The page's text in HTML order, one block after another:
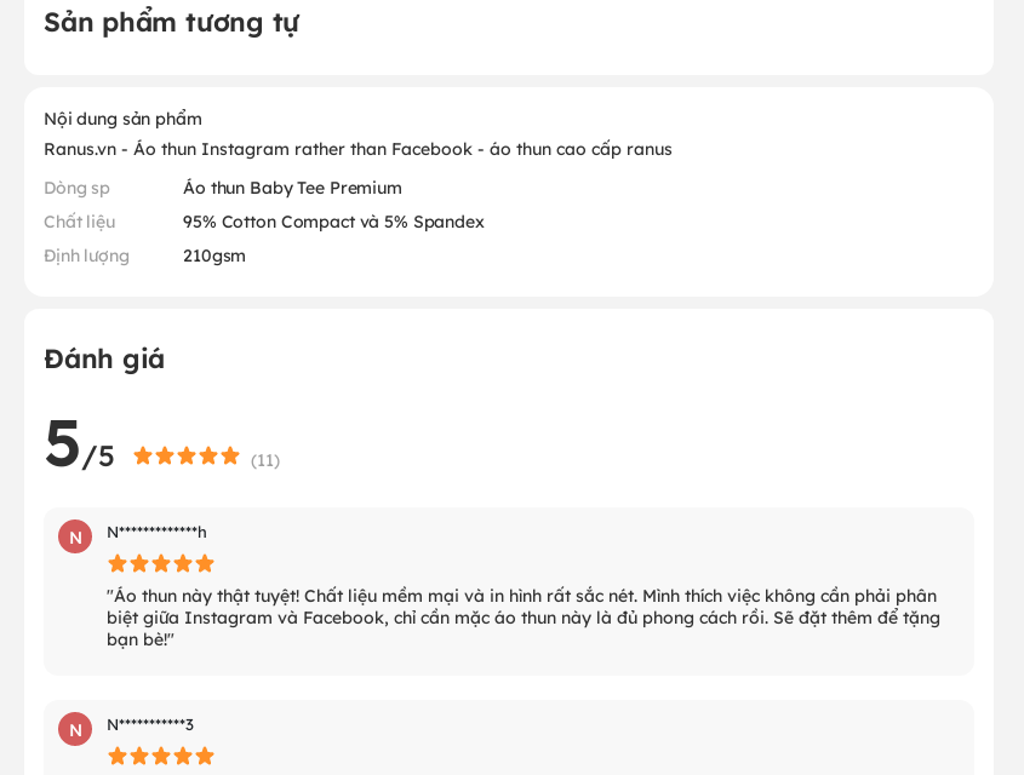
Sản phẩm tương tự
Nội dung sản phẩm
Ranus.vn - Áo thun Instagram rather than Facebook - áo thun cao cấp ranus
Dòng sp
Áo thun Baby Tee Premium
Chất liệu
95% Cotton Compact và 5% Spandex
Định lượng
210gsm
Đánh giá
5/5 (11)
N N*************h
"Áo thun này thật tuyệt! Chất liệu mềm mại và in hình rất sắc nét. Mình thích việc không cần phải phân
biệt giữa Instagram và Facebook, chỉ cần mặc áo thun này là đủ phong cách rồi. Sẽ đặt thêm để tặng
bạn bè!"
N N***********3